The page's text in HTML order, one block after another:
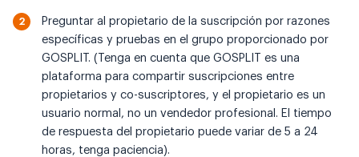
Preguntar al propietario de la suscripción por razones
específicas y pruebas en el grupo proporcionado por
GOSPLIT. (Tenga en cuenta que GOSPLIT es una
plataforma para compartir suscripciones entre
propietarios y co-suscriptores, y el propietario es un
usuario normal, no un vendedor profesional. El tiempo
de respuesta del propietario puede variar de 5 a 24
horas, tenga paciencia).